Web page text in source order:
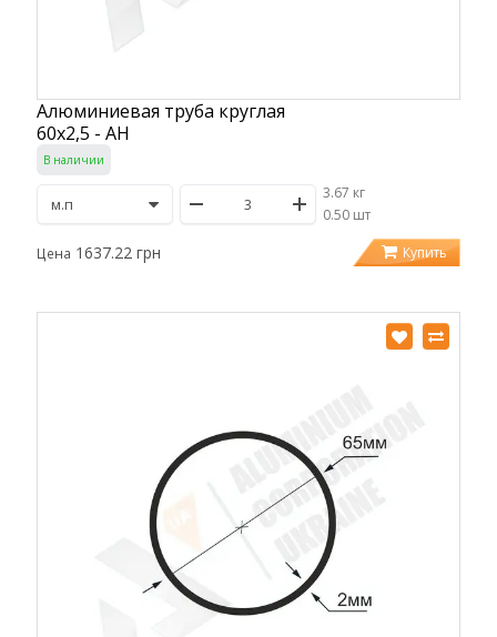
Алюминиевая труба круглая
60х2,5 - АН
В наличии
3.67 кг
/0.50 шт
Цена 1637.22 грн Купить